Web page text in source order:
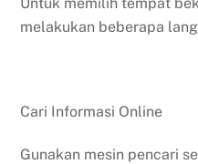
melakukan beberapa
Cari Informasi Online
Gunakan mesin pencari